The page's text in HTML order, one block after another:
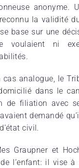
la validité
base sur une
voulaient ni
cas analogue, le
dans le
de filiation avec
demandé
civil.
Graupner et
l’enfant: il vise